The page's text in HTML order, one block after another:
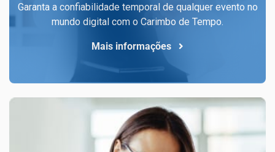
Garanta a confiabilidade temporal de qualquer evento no
mundo digital com o Carimbo de Tempo.
Mais informações